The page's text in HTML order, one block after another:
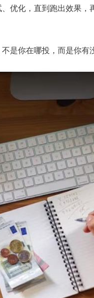
优化，直到跑出效果
是你在哪投，而是你有